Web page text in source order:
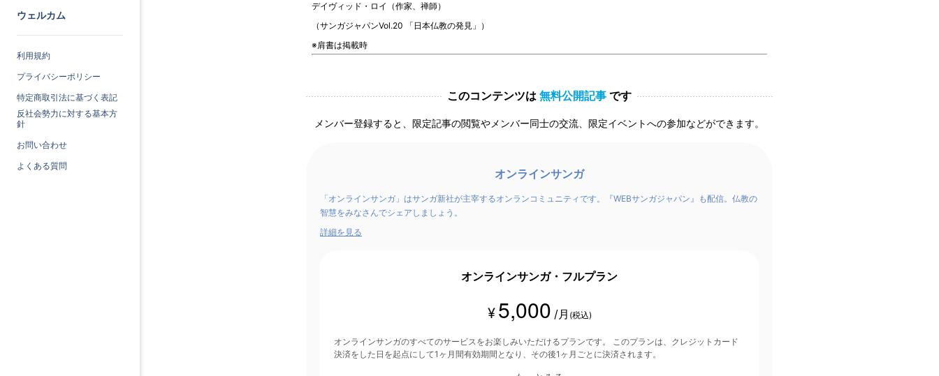
ウェルカム
利用規約
プライバシーポリシー
特定商取引法に基づく表記
反社会勢力に対する基本方
針
お問い合わせ
よくある質問
デイヴィッド・ロイ（作家、禅師）
（サンガジャパンVol.20 「日本仏教の発見」）
※肩書は掲載時
このコンテンツは 無料公開記事 です
メンバー登録すると、限定記事の閲覧やメンバー同士の交流、限定イベントへの参加などができます。
オンラインサンガ
「オンラインサンガ」はサンガ新社が主宰するオンランコミュニティです。『WEBサンガジャパン』も配信。仏教の
智慧をみなさんでシェアしましょう。
詳細を見る
オンラインサンガ・フルプラン
¥ 5,000 /月 (税込)
オンラインサンガのすべてのサービスをお楽しみいただけるプランです。 このプランは、クレジットカード
決済をした日を起点にして1ヶ月間有効期間となり、その後1ヶ月ごとに決済されます。